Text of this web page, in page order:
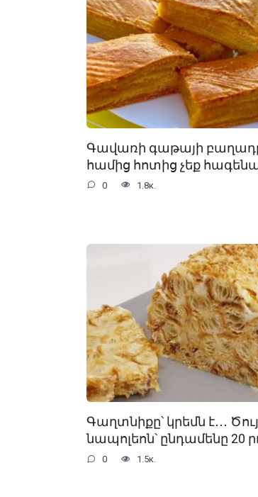
Գավառի գաթայի
համից հոտից չեք
0 1.8к.
Գաղտնիքը՝ կրեմն է․․․
նապոլեոն՝ ընդամենը 20
0 1.5к.